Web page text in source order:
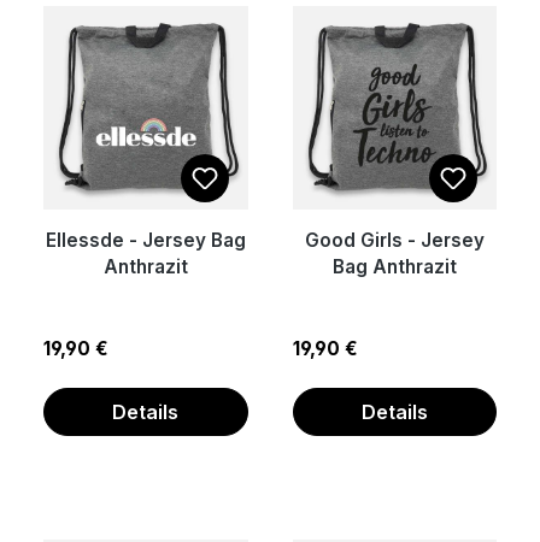
Ellessde - Jersey Bag
Anthrazit
Regulärer Preis:
19,90 €
Details
Good Girls - Jersey
Bag Anthrazit
Regulärer Preis:
19,90 €
Details